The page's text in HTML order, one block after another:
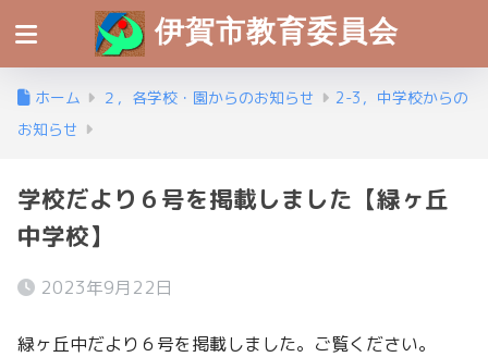
伊賀市教育委員会
ホーム ２，各学校・園からのお知らせ
2-3，中学校からの
お知らせ
学校だより６号を掲載しました【緑ヶ丘
中学校】
2023年9月22日
緑ヶ丘中だより６号を掲載しました。ご覧ください。